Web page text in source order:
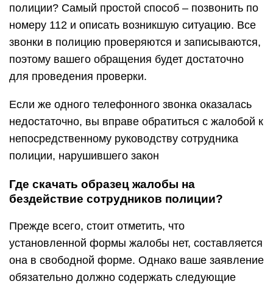
полиции? Самый простой способ – позвонить по
номеру 112 и описать возникшую ситуацию. Все
звонки в полицию проверяются и записываются,
поэтому вашего обращения будет достаточно
для проведения проверки.
Если же одного телефонного звонка оказалась
недостаточно, вы вправе обратиться с жалобой к
непосредственному руководству сотрудника
полиции, нарушившего закон
Где скачать образец жалобы на
бездействие сотрудников полиции?
Прежде всего, стоит отметить, что
установленной формы жалобы нет, составляется
она в свободной форме. Однако ваше заявление
обязательно должно содержать следующие